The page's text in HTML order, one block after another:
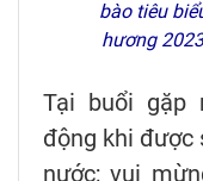
bào tiêu
hương
Tại buổi gặp
động khi được
nước; vui